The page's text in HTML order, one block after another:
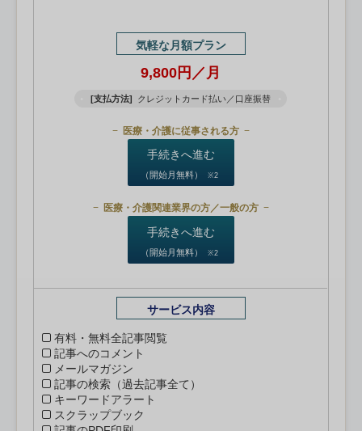
気軽な月額プラン
9,800円／月
[支払方法] クレジットカード払い／口座振替
医療・介護に従事される方
手続きへ進む
（開始月無料） ※2
医療・介護関連業界の方／一般の方
手続きへ進む
（開始月無料） ※2
サービス内容
有料・無料全記事閲覧
記事へのコメント
メールマガジン
記事の検索（過去記事全て）
キーワードアラート
スクラップブック